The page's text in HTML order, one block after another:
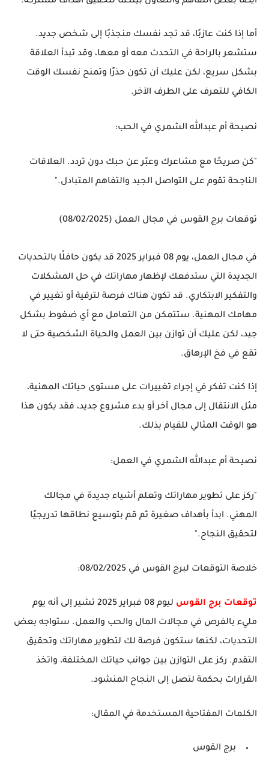
أما إذا كنت عازبًا، قد تجد نفسك منجذبًا إلى شخص جديد.
ستشعر بالراحة في التحدث معه أو معها، وقد تبدأ العلاقة
بشكل سريع، لكن عليك أن تكون حذرًا وتمنح نفسك الوقت
الكافي للتعرف على الطرف الآخر.
نصيحة أم عبدالله الشمري في الحب:
"كن صريحًا مع مشاعرك وعبّر عن حبك دون تردد. العلاقات
الناجحة تقوم على التواصل الجيد والتفاهم المتبادل."
توقعات برج القوس في مجال العمل (08/02/2025)
في مجال العمل
، يوم 08 فبراير 2025 قد يكون حافلًا بالتحديات
الجديدة التي ستدفعك لإظهار مهاراتك في حل المشكلات
والتفكير الابتكاري. قد تكون هناك فرصة لترقية أو تغيير في
مهامك المهنية. ستتمكن من التعامل مع أي ضغوط بشكل
جيد، لكن عليك أن توازن بين العمل والحياة الشخصية حتى لا
تقع في فخ الإرهاق.
إذا كنت تفكر في إجراء تغييرات على مستوى حياتك المهنية،
مثل الانتقال إلى مجال آخر أو بدء مشروع جديد، فقد يكون هذا
هو الوقت المثالي للقيام بذلك.
نصيحة أم عبدالله الشمري في العمل:
"ركز على تطوير مهاراتك وتعلم أشياء جديدة في مجالك
المهني. ابدأ بأهداف صغيرة ثم قم بتوسيع نطاقها تدريجيًا
لتحقيق النجاح."
خلاصة التوقعات لبرج القوس في 08/02/2025:
توقعات برج القوس
ليوم 08 فبراير 2025 تشير إلى أنه يوم
مليء بالفرص في مجالات المال والحب والعمل. ستواجه بعض
التحديات، لكنها ستكون فرصة لك لتطوير مهاراتك وتحقيق
التقدم. ركز على التوازن بين جوانب حياتك المختلفة، واتخذ
القرارات بحكمة لتصل إلى النجاح المنشود.
الكلمات المفتاحية المستخدمة في المقال:
برج القوس